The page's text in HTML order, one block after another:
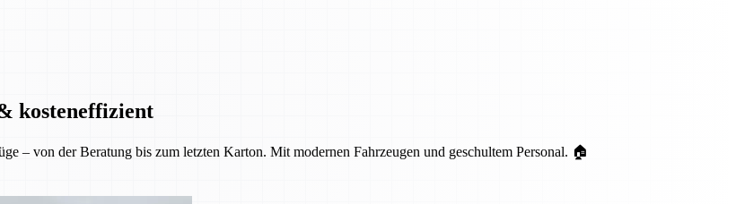
kosteneffizient
– von der Beratung bis zum letzten Karton. Mit modernen Fahrzeugen und geschultem Personal. 🏠